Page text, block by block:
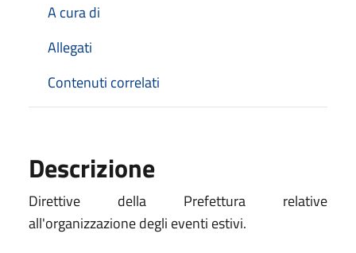
A cura di
Allegati
Contenuti correlati
Descrizione
Direttive della Prefettura relative
all'organizzazione degli eventi estivi.